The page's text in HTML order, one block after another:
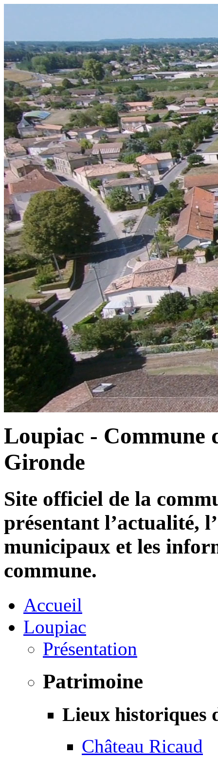
Loupiac - Commune
Gironde
Site officiel de la
présentant l’actualité,
municipaux et les
commune.
Accueil
Loupiac
Présentation
Patrimoine
Lieux historiques
Château Ricaud